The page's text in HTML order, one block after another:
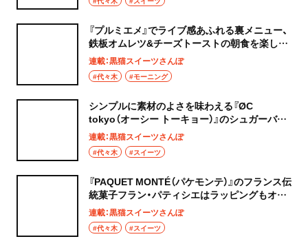
『プルミエメ』でライブ感あふれる裏メニュー、
鉄板オムレツ&チーズトーストの朝食を楽し
む〜黒猫スイーツ散歩 代々木上原編⑤〜
連載：黒猫スイーツさんぽ
#代々木 #モーニング
シンプルに素材のよさを味わえる『ØC
tokyo（オーシー トーキョー）』のシュガーバタ
ーのクレープが至福のおいしさ！〜黒猫スイー
ツ散歩 代々木上原編④〜
連載：黒猫スイーツさんぽ
#代々木 #スイーツ
『PAQUET MONTÉ（パケモンテ）』のフランス伝
統菓⼦フラン・パティシエはラッピングもオシ
ャレ！～黒猫スイーツ散歩 代々木上原編③～
連載：黒猫スイーツさんぽ
#代々木 #スイーツ